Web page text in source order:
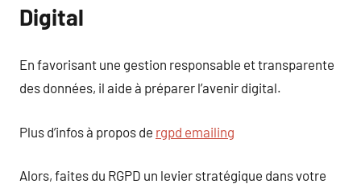
Digital
En favorisant une gestion responsable et transparente
des données, il aide à préparer l’avenir digital.
Plus d’infos à propos de rgpd emailing
Alors, faites du RGPD un levier stratégique dans votre